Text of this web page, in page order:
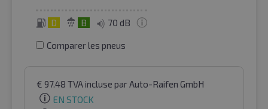
D B 70 dB
Comparer les pneus
€ 97.48 TVA incluse par Auto-Raifen GmbH
EN STOCK